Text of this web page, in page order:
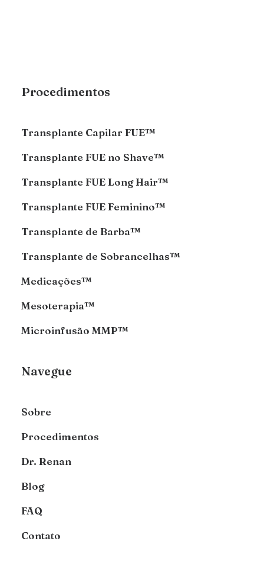
Procedimentos
Transplante Capilar FUE™
Transplante FUE no Shave™
Transplante FUE Long Hair™
Transplante FUE Feminino™
Transplante de Barba™
Transplante de Sobrancelhas™
Medicações™
Mesoterapia™
Microinfusão MMP™
Navegue
Sobre
Procedimentos
Dr. Renan
Blog
FAQ
Contato